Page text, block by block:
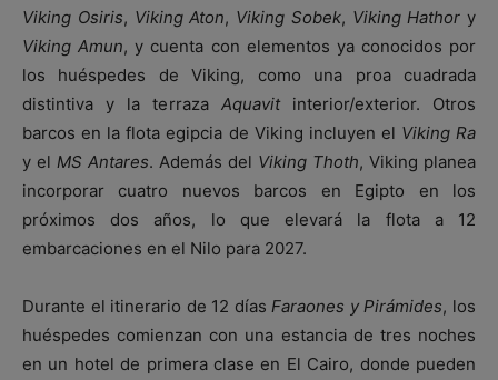
Viking Osiris, Viking Aton, Viking Sobek, Viking Hathor y
Viking Amun, y cuenta con elementos ya conocidos por
los huéspedes de Viking, como una proa cuadrada
distintiva y la terraza Aquavitinterior/exterior. Otros
barcos en la flota egipcia de Viking incluyen el Viking Ra
y el MS Antares. Además del Viking Thoth, Viking planea
incorporar cuatro nuevos barcos en Egipto en los
próximos dos años, lo que elevará la flota a 12
embarcaciones en el Nilo para 2027.
Durante el itinerario de 12 días Faraones y Pirámides, los
huéspedes comienzan con una estancia de tres noches
en un hotel de primera clase en El Cairo, donde pueden